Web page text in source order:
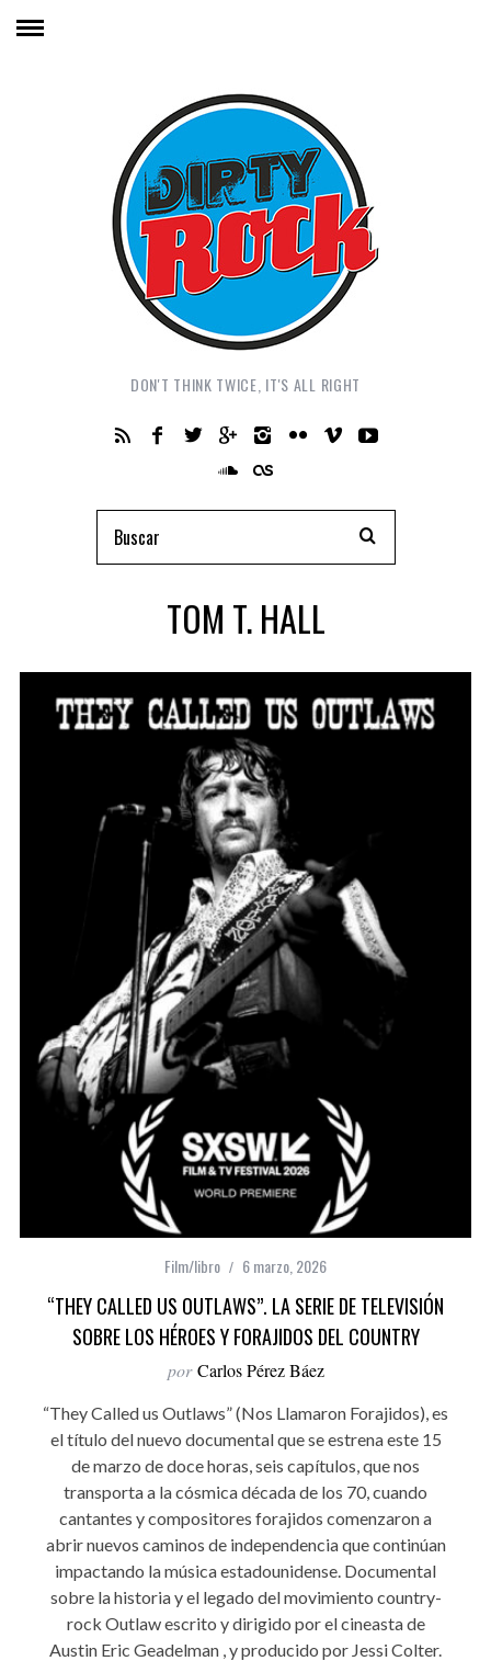
DON'T THINK TWICE, IT'S ALL RIGHT
TOM T. HALL
Film/libro 6 marzo, 2026
“THEY CALLED US OUTLAWS”. LA SERIE DE TELEVISIÓN
SOBRE LOS HÉROES Y FORAJIDOS DEL COUNTRY
por Carlos Pérez Báez
“They Called us Outlaws” (Nos Llamaron Forajidos), es
el título del nuevo documental que se estrena este 15
de marzo de doce horas, seis capítulos, que nos
transporta a la cósmica década de los 70, cuando
cantantes y compositores forajidos comenzaron a
abrir nuevos caminos de independencia que continúan
impactando la música estadounidense. Documental
sobre la historia y el legado del movimiento country-
rock Outlaw escrito y dirigido por el cineasta de
Austin Eric Geadelman , y producido por Jessi Colter.